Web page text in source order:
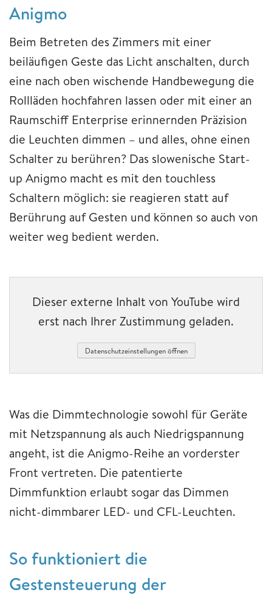
Anigmo
Beim Betreten des Zimmers mit einer
beiläufigen Geste das Licht anschalten, durch
eine nach oben wischende Handbewegung die
Rollläden hochfahren lassen oder mit einer an
Raumschiff Enterprise erinnernden Präzision
die Leuchten dimmen – und alles, ohne einen
Schalter zu berühren? Das slowenische Start-
up Anigmo macht es mit den touchless
Schaltern möglich: sie reagieren statt auf
Berührung auf Gesten und können so auch von
weiter weg bedient werden.
Dieser externe Inhalt von YouTube wird
erst nach Ihrer Zustimmung geladen.
Datenschutzeinstellungen öffnen
Was die Dimmtechnologie sowohl für Geräte
mit Netzspannung als auch Niedrigspannung
angeht, ist die Anigmo-Reihe an vorderster
Front vertreten. Die patentierte
Dimmfunktion erlaubt sogar das Dimmen
nicht-dimmbarer LED- und CFL-Leuchten.
So funktioniert die
Gestensteuerung der